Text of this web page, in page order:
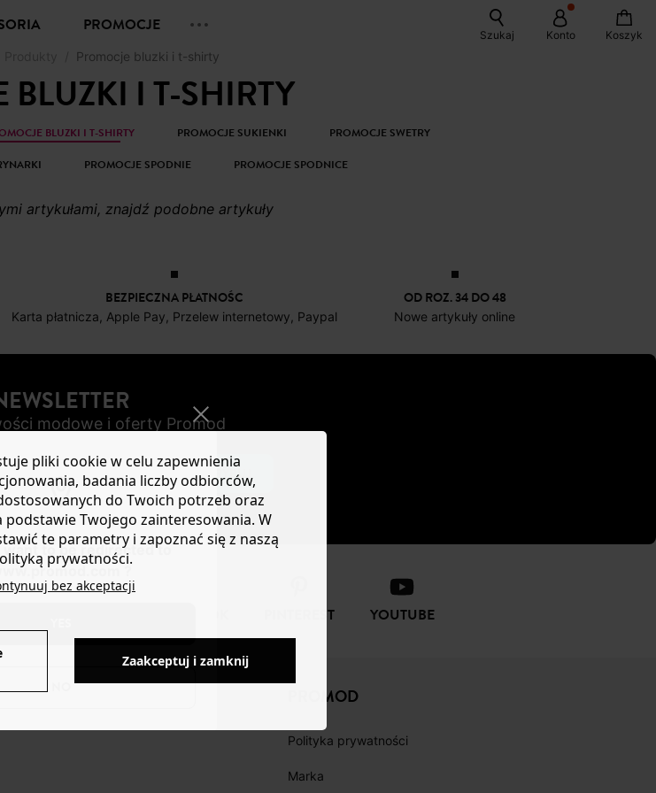
want to be redirected to
?
PROMOCJE Szukaj Konto Koszyk
Promocje bluzki i t-shirty
BLUZKI I T-SHIRTY
BLUZKI I T-SHIRTY PROMOCJE SUKIENKI
PROMOCJE SWETRY
PROMOCJE SPODNIE PROMOCJE SPODNICE
artykułami, znajdź podobne artykuły
BEZPIECZNA PŁATNOŚC
Karta płatnicza, Apple Pay, Przelew internetowy, Paypal
OD ROZ. 34 DO 48
Nowe artykuły online
modowe i oferty Promod
SUBSKRYBUJ
PINTEREST YOUTUBE
PROMOD
Polityka prywatności
Marka
pliki cookie w celu zapewnienia
badania liczby odbiorców,
do Twoich potrzeb oraz
podstawie Twojego zainteresowania. W
te parametry i zapoznać się z naszą
prywatności.
bez akceptacji
Zaakceptuj i zamknij